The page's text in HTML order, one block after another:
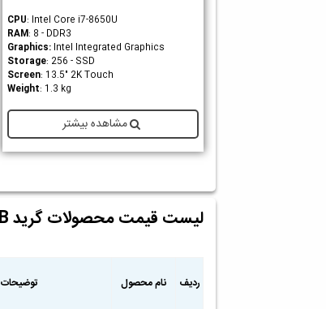
CPU: Intel Core i7-8650U
RAM: 8 - DDR3
Graphics: Intel Integrated Graphics
Storage: 256 - SSD
Screen: 13.5" 2K Touch
Weight: 1.3 kg
مشاهده بیشتر
لیست قیمت محصولات گرید B
ردیف نام محصول توضیحات